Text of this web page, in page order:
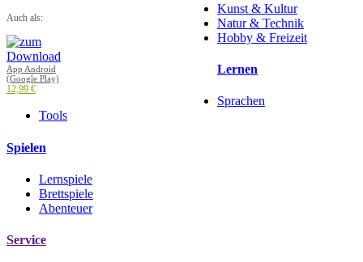
Auch als:
App Android
(Google Play)
12,99 €
Kunst & Kultur
Natur & Technik
Hobby & Freizeit
Lernen
Sprachen
Tools
Spielen
Lernspiele
Brettspiele
Abenteuer
Service